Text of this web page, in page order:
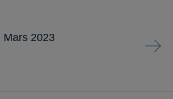
Mars 2023